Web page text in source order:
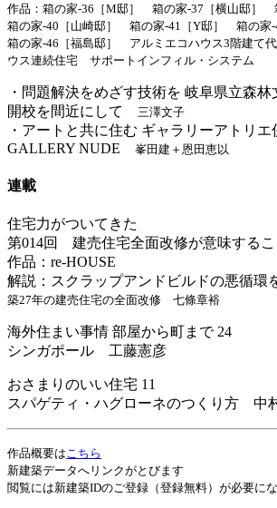
作品：箱の家-36［M邸］ 箱の家-37［横山邸］
箱の家-40［山崎邸］ 箱の家-41［Y邸］ 箱の家
箱の家-46［福島邸］ アルミエコハウス3階建て
ウス連続住宅 サポートインフィル・システム
・問題解決をめざす技術を 岐阜県立森
開校を間近にして
三澤文子
・アートと共に住む ギャラリーアトリエ
GALLERY NUDE 峯田建＋恩田恵以
連載
住宅力がついてきた
第014回 建売住宅全面改修が意味するこ
作品：re-HOUSE
解説：スクラップアンドビルドの悪循
築27年の建売住宅の全面改修 七條章裕
海外住まい事情 部屋から町まで 24
シンガポール 工藤憲彦
おさまりのいい住宅 11
スパゲティ・ハグローネのつくり方 中
作品概要はこちら
新建築データへリンクがとびます
閲覧には新建築IDのご登録（登録無料）が必要に